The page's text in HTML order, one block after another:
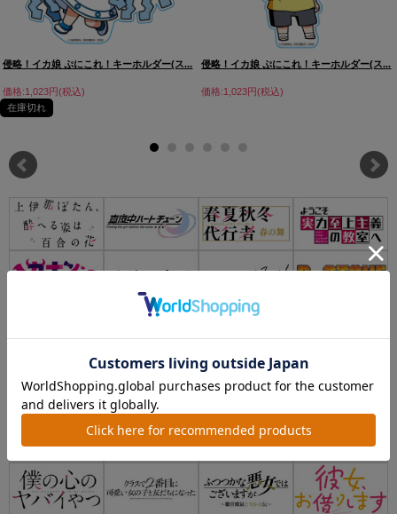
侵略！イカ娘 ぷにこれ！キーホルダー(ス...
価格:1,023円(税込)
在庫切れ
侵略！イカ娘 ぷにこれ！キーホルダー(ス...
価格:1,023円(税込)